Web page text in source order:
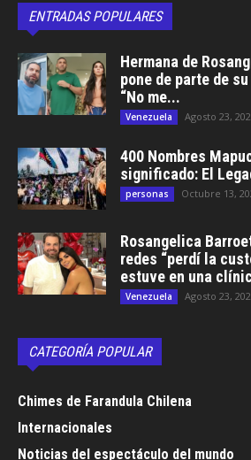
ENTRADAS POPULARES
Hermana de
pone de parte de
“No me...
Venezuela Agosto 23,
400 Nombres
significado: El
personas Octubre 13,
Rosangelica
redes “perdí la
estuve en una
Venezuela Agosto 23,
CATEGORÍA POPULAR
Chimes de Farandula Chilena
Internacionales
Noticias del espectáculo del mundo